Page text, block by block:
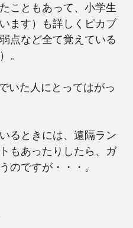
こともあって、小学生
ます）も詳しくピカブ
点など全て覚えている
。
いた人にとってはがっ
るときには、遠隔ラン
もあったりしたら、ガ
のですが・・・。